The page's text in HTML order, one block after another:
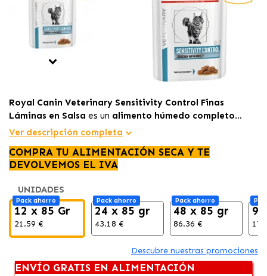
Royal Canin Veterinary Sensitivity Control Finas
Láminas en Salsa es un alimento húmedo completo
para gatos con alergias e intolerancias alimentarias
para cuidar su digestión y su piel.
Ver descripción completa
COMPRA TU ALIMENTACIÓN SECA Y TE
DEVOLVEMOS EL IVA
UNIDADES
Pack ahorro
12 x 85 Gr
21.59 €
Pack ahorro
24 x 85 gr
43.18 €
Pack ahorro
48 x 85 gr
86.36 €
Descubre nuestras promociones
ENVÍO GRATIS EN ALIMENTACIÓN